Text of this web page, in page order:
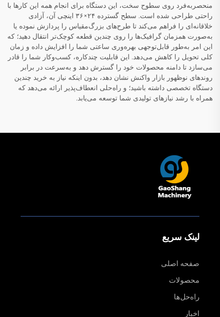
منحصربه‌فرد روی سطوح سخت، این دستگاه برای انجام همه این کارها با
راحتی طراحی شده است. سطح گسترده ۲۴×۳۶ اینچی آن، آزادی
خلاقانه‌ای را فراهم می‌کند تا طرح‌های بزرگ‌مقیاس را پردازش نموده یا
به‌صورت همزمان گرافیک‌ها را روی چندین قطعه کوچک‌تر انتقال دهید؛ که
این امر به‌طور قابل‌توجهی بهره‌وری ساعتی شما را افزایش داده و زمان
کلی تحویل را کاهش می‌دهد. این قابلیت چندکاره، کسب‌وکار شما را قادر
می‌سازد تا دامنه محصولات خود را گسترش دهد و به‌سرعت در برابر
روندهای نوظهور بازار واکنش نشان دهد، بدون اینکه نیاز به خرید چندین
دستگاه تخصصی داشته باشید؛ و راه‌حلی انعطاف‌پذیر ارائه می‌دهد که
همراه با رشد نیازهای تولیدی شما توسعه می‌یابد.
لینک سریع
صفحه اصلی
محصولات
راه‌حل‌ها
اخبار